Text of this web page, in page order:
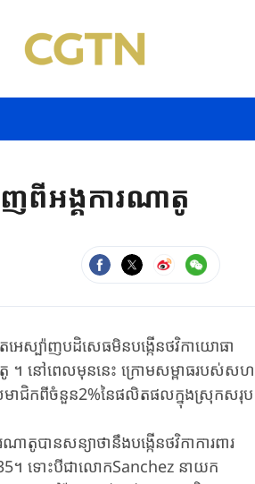
ពីអង្គការណាតូ
េ​ស្ប៉ាញ​បដិសេធមិន​បង្កើន​ថវិកា​​យោធា
។ នៅពេល​​មុន​នេះ ក្រោមសម្ពាធ​របស់សហ​
ដ្ឋ​​សមាជិកពីចំនួន​2%​នៃផលិតផលក្នុងស្រុកសរុប
តូ​បានសន្យាថានឹងបង្កើនថវិកា​ការពារ
។ ទោះបីជាលោក​Sanchez នា​យក​